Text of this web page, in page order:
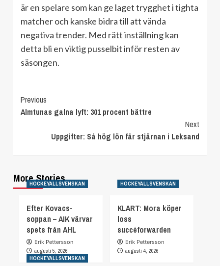
är en spelare som kan ge laget trygghet i tighta
matcher och kanske bidra till att vända
negativa trender. Med rätt inställning kan
detta bli en viktig pusselbit inför resten av
säsongen.
Continue
Reading
Previous
Almtunas galna lyft: 301 procent bättre
Next
Uppgifter: Så hög lön får stjärnan i Leksand
More Stories
HOCKEYALLSVENSKAN
Efter Kovacs-
soppan – AIK värvar
spets från AHL
Erik Pettersson
augusti 5, 2026
HOCKEYALLSVENSKAN
KLART: Mora köper
loss
succéforwarden
Erik Pettersson
augusti 4, 2026
HOCKEYALLSVENSKAN